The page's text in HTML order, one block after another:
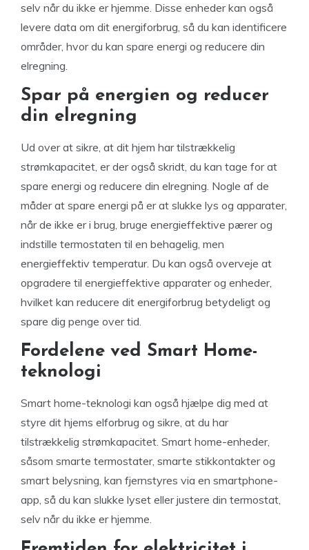
selv når du ikke er hjemme. Disse enheder kan også
levere data om dit energiforbrug, så du kan identificere
områder, hvor du kan spare energi og reducere din
elregning.
Spar på energien og reducer
din elregning
Ud over at sikre, at dit hjem har tilstrækkelig
strømkapacitet, er der også skridt, du kan tage for at
spare energi og reducere din elregning. Nogle af de
måder at spare energi på er at slukke lys og apparater,
når de ikke er i brug, bruge energieffektive pærer og
indstille termostaten til en behagelig, men
energieffektiv temperatur. Du kan også overveje at
opgradere til energieffektive apparater og enheder,
hvilket kan reducere dit energiforbrug betydeligt og
spare dig penge over tid.
Fordelene ved Smart Home-
teknologi
Smart home-teknologi kan også hjælpe dig med at
styre dit hjems elforbrug og sikre, at du har
tilstrækkelig strømkapacitet. Smart home-enheder,
såsom smarte termostater, smarte stikkontakter og
smart belysning, kan fjernstyres via en smartphone-
app, så du kan slukke lyset eller justere din termostat,
selv når du ikke er hjemme.